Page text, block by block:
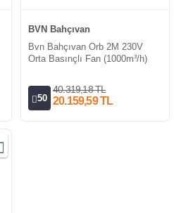
BVN Bahçıvan
Bvn Bahçıvan Orb 2M 230V
Orta Basınçlı Fan (1000m³/h)
50
40.319,18 TL
20.159,59 TL